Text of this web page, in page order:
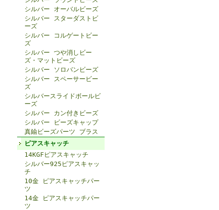
シルバー オーバルビーズ
シルバー スターダストビ
ーズ
シルバー コルゲートビー
ズ
シルバー つや消しビー
ズ・マットビーズ
シルバー ソロバンビーズ
シルバー スペーサービー
ズ
シルバースライドボールビ
ーズ
シルバー カン付きビーズ
シルバー ビーズキャップ
真鍮ビーズパーツ ブラス
ピアスキャッチ
14KGFピアスキャッチ
シルバー925ピアスキャッ
チ
10金 ピアスキャッチパー
ツ
14金 ピアスキャッチパー
ツ